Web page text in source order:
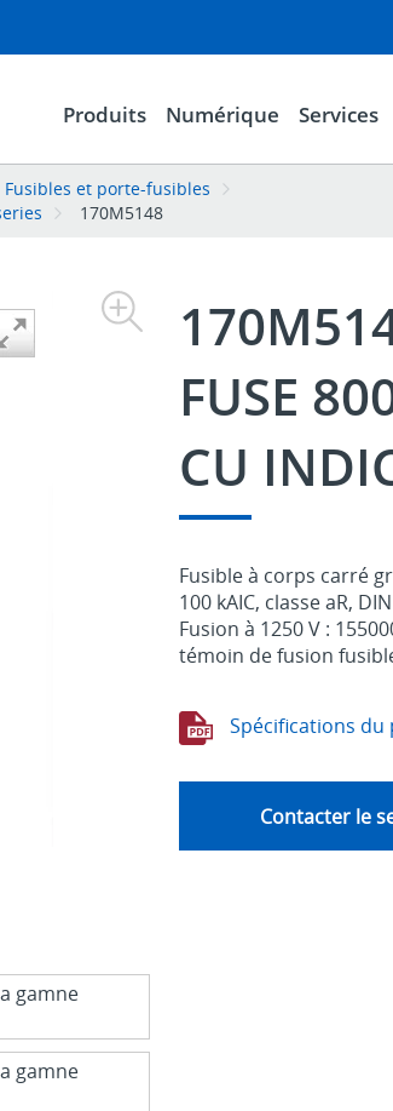
Produits Numérique Services
Fusibles et porte-fusibles
170M5148
FUSE
CU
Fusible à corps carré
100 kAIC, classe aR,
Fusion à 1250 V :
témoin de fusion
Spécifications
Contacter le